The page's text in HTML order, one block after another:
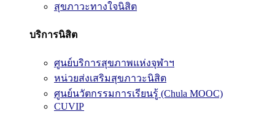
สุขภาวะทางใจนิสิต
บริการนิสิต
ศูนย์บริการสุขภาพแห่งจุฬาฯ
หน่วยส่งเสริมสุขภาวะนิสิต
ศูนย์นวัตกรรมการเรียนรู้ (Chula MOOC)
CUVIP